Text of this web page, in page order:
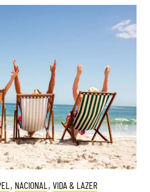
, NACIONAL , VIDA & LAZER